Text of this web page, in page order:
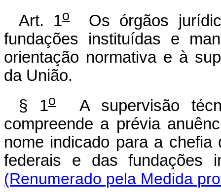
Art. 1oOs órgãos
fundações instituídas e
orientação normativa e à
da União.
§ 1oA supervisão
compreende a prévia
nome indicado para a
federais e das fundações
(Renumerado pela Medida